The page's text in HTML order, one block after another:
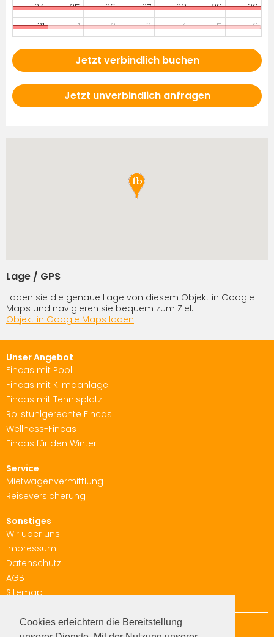
Cookies erleichtern die Bereitstellung
24
25 26 27 28 29
30
31
1 2 3 4 5 6
Jetzt verbindlich buchen
Jetzt unverbindlich anfragen
Lage / GPS
Laden sie die genaue Lage von diesem Objekt in Google
Maps und navigieren sie bequem zum Ziel.
Objekt in Google Maps laden
Fincabalear
Unser Angebot
Fincas mit Pool
Fincas mit Klimaanlage
Fincas mit Tennisplatz
Rollstuhlgerechte Fincas
Wellness-Fincas
Fincas für den Winter
Service
Mietwagenvermittlung
Reiseversicherung
Sonstiges
Wir über uns
Impressum
Datenschutz
AGB
Sitemap